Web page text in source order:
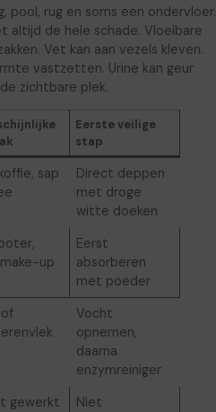
pool, rug en soms een ondervloer.
altijd de hele schade. Vloeibare
Vet kan aan vezels kleven.
vastzetten. Urine kan geur
zichtbare plek.
Eerste veilige
stap
sap
Direct deppen
met droge
witte doeken
up
Eerst
absorberen
met poeder
Vocht
opnemen,
daarna
enzymreiniger
gewerkt
Niet